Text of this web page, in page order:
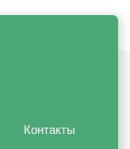
Контакты